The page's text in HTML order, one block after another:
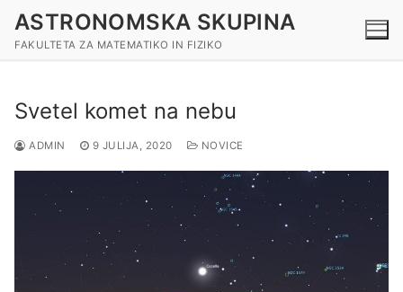
Preskoči
naASTRONOMSKA SKUPINA
FAKULTETA ZA MATEMATIKO IN FIZIKO
Svetel komet na nebu
ADMIN 9 JULIJA, 2020 NOVICE